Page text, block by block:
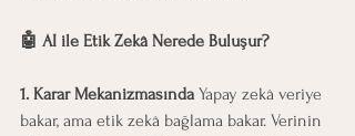
🤖 AI ile Etik Zekâ Nerede Buluşur?
1. Karar Mekanizmasında Yapay zekâ veriye
bakar, ama etik zekâ bağlama bakar. Verinin